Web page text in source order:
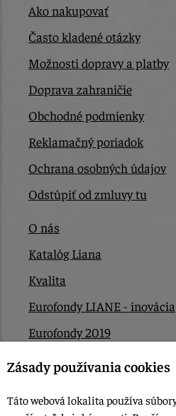
Ako nakupovať
Často kladené otázky
Možnosti dopravy a platby
Doprava zahraničie
Obchodné podmienky
Reklamačný poriadok
Ochrana osobných údajov
Odstúpiť od zmluvy tu
O nás
Katalóg Liana
Kvalita
Eurofondy LIANE - inovácia
Eurofondy 2019
Eurofondy 2022/2023
Kontakt
Zásady používania cookies
Táto webová lokalita používa